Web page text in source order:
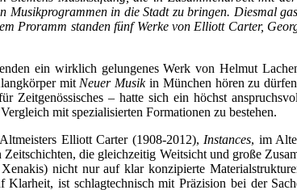
Musikprogrammen in die Stadt zu bringen. Diesmal
Proramm standen fünf Werke von Elliott Carter,
ein wirklich gelungenes Werk von Helmut
mit Neuer Musikin München hören zu
Zeitgenössisches – hatte sich ein höchst
mit spezialisierten Formationen zu bestehen.
Elliott Carter (1908-2012), Instances, im
die gleichzeitig Weitsicht und große
nicht nur auf klar konzipierte
ist schlagtechnisch mit Präzision bei der